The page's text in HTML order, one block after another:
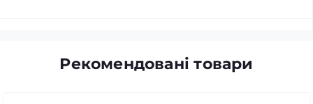
Рекомендовані товари